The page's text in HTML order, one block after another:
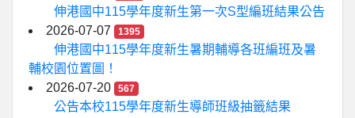
伸港國中115學年度新生第一次S型編班結果公告
2026-07-07
1395
伸港國中115學年度新生暑期輔導各班編班及暑
輔校園位置圖！
2026-07-20
567
公告本校115學年度新生導師班級抽籤結果